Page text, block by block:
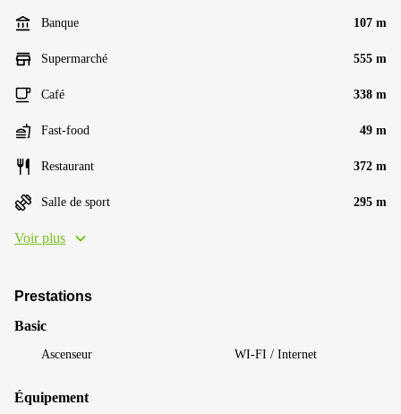
Banque 107 m
Supermarché 555 m
Café 338 m
Fast-food 49 m
Restaurant 372 m
Salle de sport 295 m
Voir plus
Prestations
Basic
Ascenseur WI-FI / Internet
Équipement